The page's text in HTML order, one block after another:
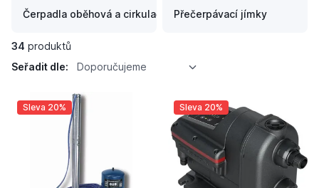
Čerpadla oběhová a cirkulační Přečerpávací jímky
34 produktů
Seřadit dle:
Doporučujeme
Sleva 20% Sleva 20%